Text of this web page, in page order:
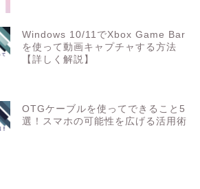
Windows 10/11でXbox Game Bar
を使って動画キャプチャする方法
【詳しく解説】
OTGケーブルを使ってできること5
選！スマホの可能性を広げる活用術